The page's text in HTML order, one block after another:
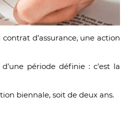
d’assurance, une action
période définie : c’est la
biennale, soit de deux ans.